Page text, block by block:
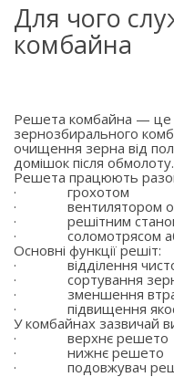
Для чого
комбайна
Решета комбайна — це
зернозбирального
очищення зерна від
домішок після обмолоту.
Решета працюють
·
грохотом
·
вентилятором
·
решітним
·
соломотрясом
Основні функції решіт:
·
відділення
·
сортування
·
зменшення
·
підвищення
У комбайнах зазвичай
·
верхнє решето
·
нижнє решето
·
подовжувач